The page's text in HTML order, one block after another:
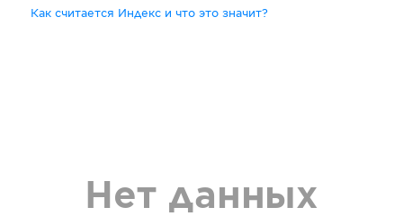
Как считается Индекс и что это значит?
Нет данных